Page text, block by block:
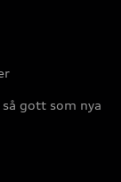
gott som nya